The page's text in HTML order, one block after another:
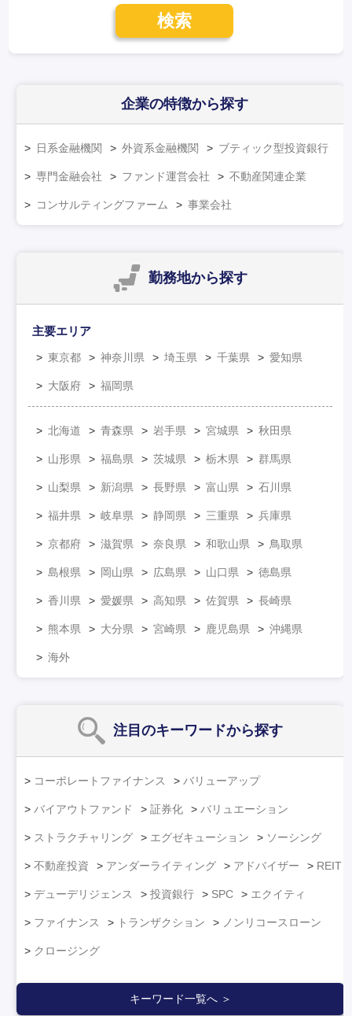
検索
企業の特徴から探す
日系金融機関 外資系金融機関 ブティック型投資銀行
専門金融会社 ファンド運営会社 不動産関連企業
コンサルティングファーム 事業会社
勤務地から探す
主要エリア
東京都 神奈川県 埼玉県 千葉県 愛知県
大阪府 福岡県
北海道 青森県 岩手県 宮城県 秋田県
山形県 福島県 茨城県 栃木県 群馬県
山梨県 新潟県 長野県 富山県 石川県
福井県 岐阜県 静岡県 三重県 兵庫県
京都府 滋賀県 奈良県 和歌山県 鳥取県
島根県 岡山県 広島県 山口県 徳島県
香川県 愛媛県 高知県 佐賀県 長崎県
熊本県 大分県 宮崎県 鹿児島県 沖縄県
海外
注目のキーワードから探す
コーポレートファイナンス バリューアップ
バイアウトファンド 証券化 バリュエーション
ストラクチャリング エグゼキューション ソーシング
不動産投資 アンダーライティング アドバイザー REIT
デューデリジェンス 投資銀行 SPC エクイティ
ファイナンス トランザクション ノンリコースローン
クロージング
キーワード一覧へ ＞